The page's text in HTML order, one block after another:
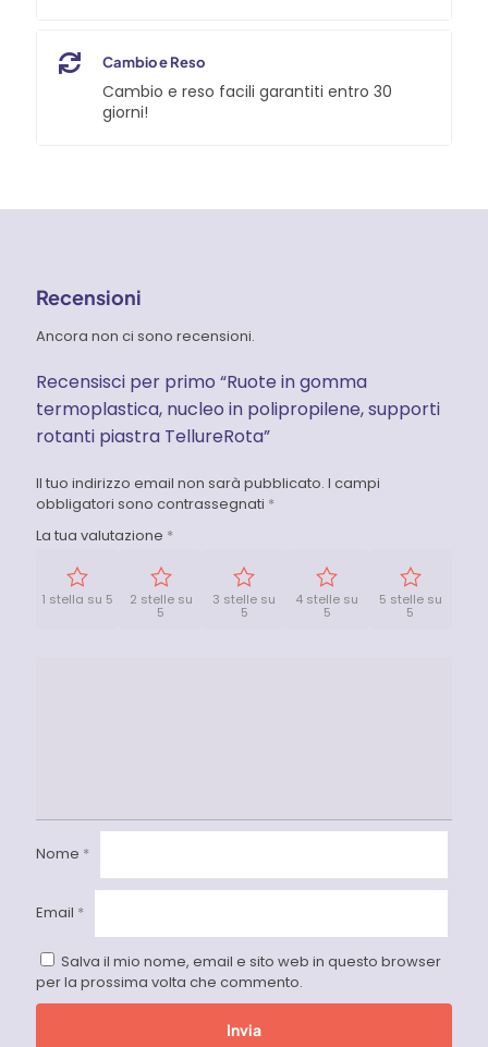
Cambio e Reso
Cambio e reso facili garantiti entro 30
giorni!
Recensioni
Ancora non ci sono recensioni.
Recensisci per primo “Ruote in gomma
termoplastica, nucleo in polipropilene, supporti
rotanti piastra TellureRota”
Il tuo indirizzo email non sarà pubblicato. I campi
obbligatori sono contrassegnati *
La tua valutazione *
1 stella su 5 2 stelle su
5
3 stelle su
5
4 stelle su
5
5 stelle su
5
Nome *
Email *
Salva il mio nome, email e sito web in questo browser
per la prossima volta che commento.